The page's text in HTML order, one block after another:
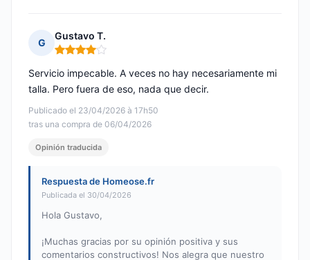
G
Gustavo T.
Nota: 4 de 5
Publicado el 23/04/2026 à 17h50
tras una compra de 06/04/2026
Servicio impecable. A veces no hay necesariamente mi
talla. Pero fuera de eso, nada que decir.
Opinión traducida
Respuesta de Homeose.fr
Publicada el 30/04/2026
Hola Gustavo,
¡Muchas gracias por su opinión positiva y sus
comentarios constructivos! Nos alegra que nuestro